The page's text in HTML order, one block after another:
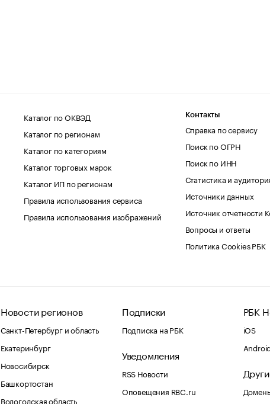
Каталог по ОКВЭД
Каталог по регионам
Каталог по категориям
Каталог торговых марок
Каталог ИП по регионам
Правила использования сервиса
Правила использования изображений
Контакты
Справка по сервису
Поиск по ОГРН
Поиск по ИНН
Статистика и
Источники данных
Источник отчетности
Вопросы и ответы
Политика Cookies РБК
Новости регионов
Санкт-Петербург и область
Екатеринбург
Новосибирск
Башкортостан
Вологодская область
Подписки
Подписка на РБК
Уведомления
RSS Новости
Оповещения RBC.ru
РБК
iOS